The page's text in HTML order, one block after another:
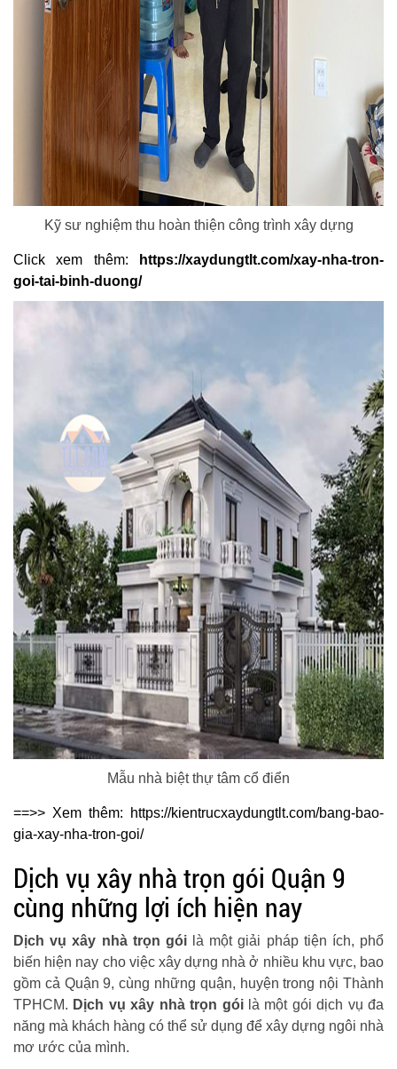
Kỹ sư nghiệm thu hoàn thiện công trình xây dựng
Click xem thêm:
https://xaydungtlt.com/xay-nha-tron-
goi-tai-binh-duong/
Mẫu nhà biệt thự tâm cổ điển
==>> Xem thêm:
https://kientrucxaydungtlt.com/bang-bao-
gia-xay-nha-tron-goi/
Dịch vụ xây nhà trọn gói Quận 9
cùng những lợi ích hiện nay
Dịch vụ xây nhà trọn góilà một giải pháp tiện ích, phổ
biến hiện nay cho việc xây dựng nhà ở nhiều khu vực, bao
gồm cả Quận 9, cùng những quận, huyện trong nội Thành
TPHCM. Dịch vụ xây nhà trọn góilà một gói dịch vụ đa
năng mà khách hàng có thể sử dụng để xây dựng ngôi nhà
mơ ước của mình.